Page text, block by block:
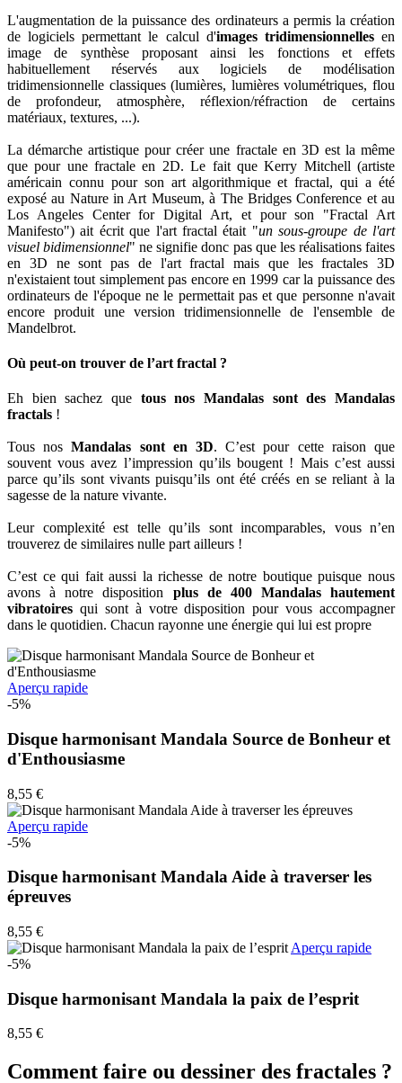
L'augmentation de la puissance des ordinateurs a permis la création
de logiciels permettant le calcul d'images tridimensionnellesen
image de synthèse proposant ainsi les fonctions et effets
habituellement réservés aux logiciels de modélisation
tridimensionnelle classiques (lumières, lumières volumétriques, flou
de profondeur, atmosphère, réflexion/réfraction de certains
matériaux, textures, ...).
La démarche artistique pour créer une fractale en 3D est la même
que pour une fractale en 2D. Le fait que Kerry Mitchell (artiste
américain connu pour son art algorithmique et fractal, qui a été
exposé au Nature in Art Museum, à The Bridges Conference et au
Los Angeles Center for Digital Art, et pour son "Fractal Art
Manifesto") ait écrit que l'art fractal était "un sous-groupe de l'art
visuel bidimensionnel" ne signifie donc pas que les réalisations faites
en 3D ne sont pas de l'art fractal mais que les fractales 3D
n'existaient tout simplement pas encore en 1999 car la puissance des
ordinateurs de l'époque ne le permettait pas et que personne n'avait
encore produit une version tridimensionnelle de l'ensemble de
Mandelbrot.
Où peut-on trouver de l’art fractal ?
Eh bien sachez que tous nos Mandalas sont des Mandalas
fractals !
Tous nosMandalas sont en 3D. C’est pour cette raison que
souvent vous avez l’impression qu’ils bougent ! Mais c’est aussi
parce qu’ils sont vivants puisqu’ils ont été créés en se reliant à la
sagesse de la nature vivante.
Leur complexité est telle qu’ils sont incomparables, vous n’en
trouverez de similaires nulle part ailleurs !
C’est ce qui fait aussi la richesse de notre boutique puisque nous
avons à notre disposition plus de 400 Mandalas hautement
vibratoires qui sont à votre disposition pour vous accompagner
dans le quotidien. Chacun rayonne une énergie qui lui est propre
Aperçu rapide
-5%
Disque harmonisant Mandala Source de Bonheur et
d'Enthousiasme
8,55 €
Aperçu rapide
-5%
Disque harmonisant Mandala Aide à traverser les
épreuves
8,55 €
Aperçu rapide
-5%
Disque harmonisant Mandala la paix de l’esprit
8,55 €
Comment faire ou dessiner des fractales ?